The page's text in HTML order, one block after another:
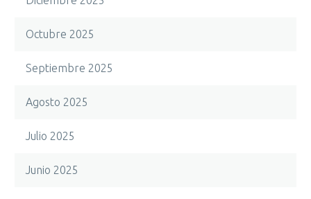
Octubre 2025
Septiembre 2025
Agosto 2025
Julio 2025
Junio 2025